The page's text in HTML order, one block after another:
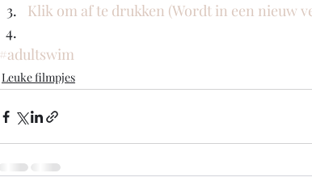
Klik om af te drukken (Wordt in een nieuw
#adultswim
Leuke filmpjes